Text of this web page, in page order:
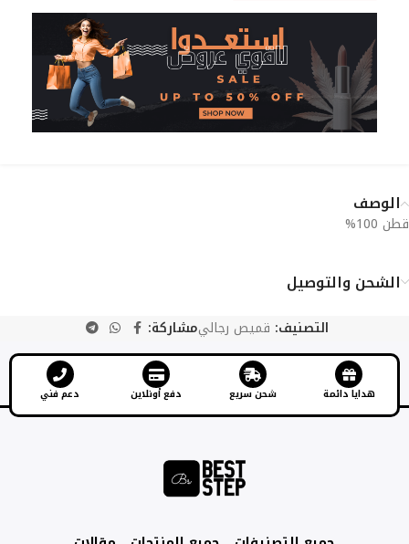
الوصف
قطن 100%
الشحن والتوصيل
التصنيف: قميص رجاليمشاركة:
هدايا دائمة شحن سريع دفع أونلاين دعم فني